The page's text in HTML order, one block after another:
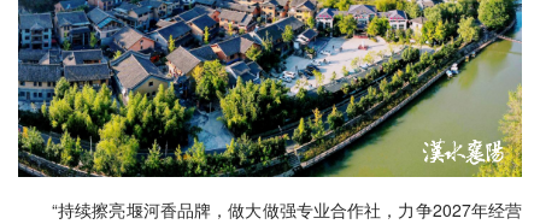
“持续擦亮堰河香品牌，做大做强专业合作社，力争2027年经营